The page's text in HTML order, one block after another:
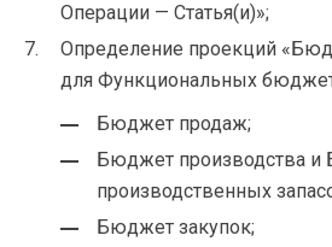
Операции — Статья(и)»;
Определение проекций
для Функциональных
Бюджет продаж;
Бюджет производства
производственных
Бюджет закупок;